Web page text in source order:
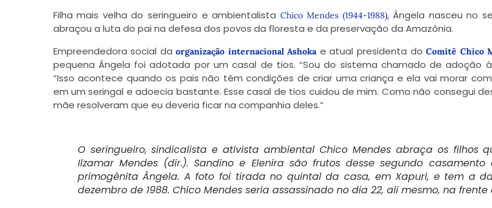
Filha mais velha do seringueiro e ambientalista Chico Mendes (1944-1988), Ângela nasceu no
abraçou a luta do pai na defesa dos povos da floresta e da preservação da Amazônia.
Empreendedora social daorganização internacional Ashokae atual presidenta doComitê Chico
pequena Ângela foi adotada por um casal de tios. “Sou do sistema chamado de adoção à
“Isso acontece quando os pais não têm condições de criar uma criança e ela vai morar
em um seringal e adoecia bastante. Esse casal de tios cuidou de mim. Como não consegui
mãe resolveram que eu deveria ficar na companhia deles.”
O seringueiro, sindicalista e ativista ambiental Chico Mendes abraça os filhos
Ilzamar Mendes (dir.). Sandino e Elenira são frutos desse segundo
primogênita Ângela. A foto foi tirada no quintal da casa, em Xapuri, e tem a
dezembro de 1988. Chico Mendes seria assassinado no dia 22, ali mesmo, na